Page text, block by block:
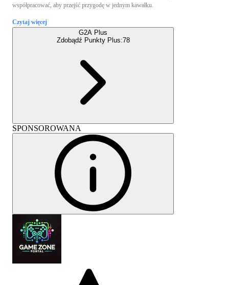
współpracować, aby przejść przygodę w jednym kawałku.
Czytaj więcej
G2A Plus
Zdobądź Punkty Plus:78
SPONSOROWANA